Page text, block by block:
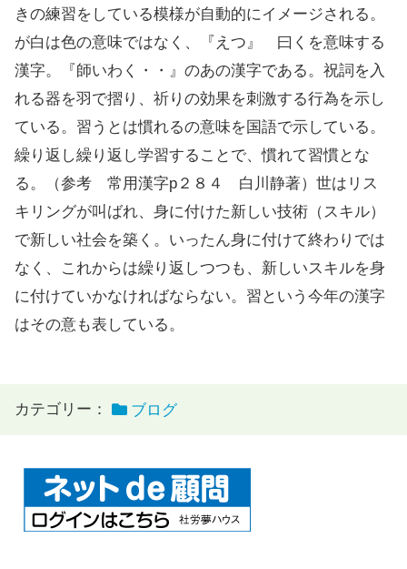
きの練習をしている模様が自動的にイメージされる。
が白は色の意味ではなく、『えつ』 曰くを意味する
漢字。『師いわく・・』のあの漢字である。祝詞を入
れる器を羽で摺り、祈りの効果を刺激する行為を示し
ている。習うとは慣れるの意味を国語で示している。
繰り返し繰り返し学習することで、慣れて習慣とな
る。（参考 常用漢字p２８４ 白川静著）世はリス
キリングが叫ばれ、身に付けた新しい技術（スキル）
で新しい社会を築く。いったん身に付けて終わりでは
なく、これからは繰り返しつつも、新しいスキルを身
に付けていかなければならない。習という今年の漢字
はその意も表している。
カテゴリー： ブログ